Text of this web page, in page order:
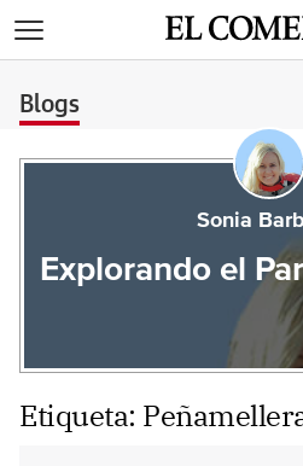
Blogs
Sonia
Explorando el
Etiqueta: